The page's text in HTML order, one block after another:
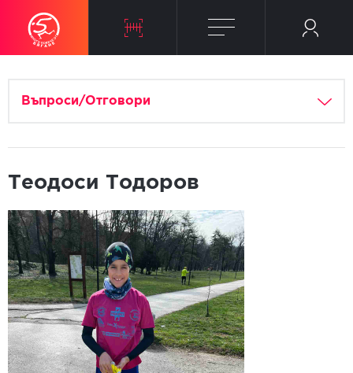
Въпроси/Отговори
Теодоси Тодоров